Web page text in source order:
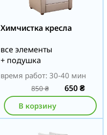
Химчистка кресла
все элементы
+ подушка
время работ: 30-40 мин
850₴ 650₴
В корзину